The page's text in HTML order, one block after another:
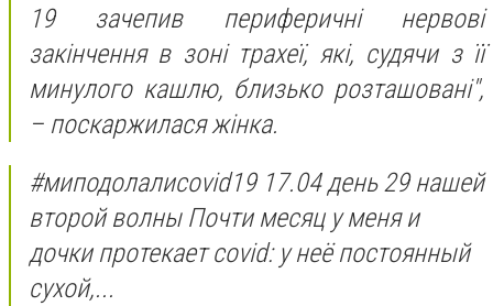
19 зачепив периферичні нервові
закінчення в зоні трахеї, які, судячи з її
минулого кашлю, близько розташовані",
– поскаржилася жінка.
#миподолалиcovid19 17.04 день 29 нашей
второй волны Почти месяц у меня и
дочки протекает covid: у неё постоянный
сухой,...